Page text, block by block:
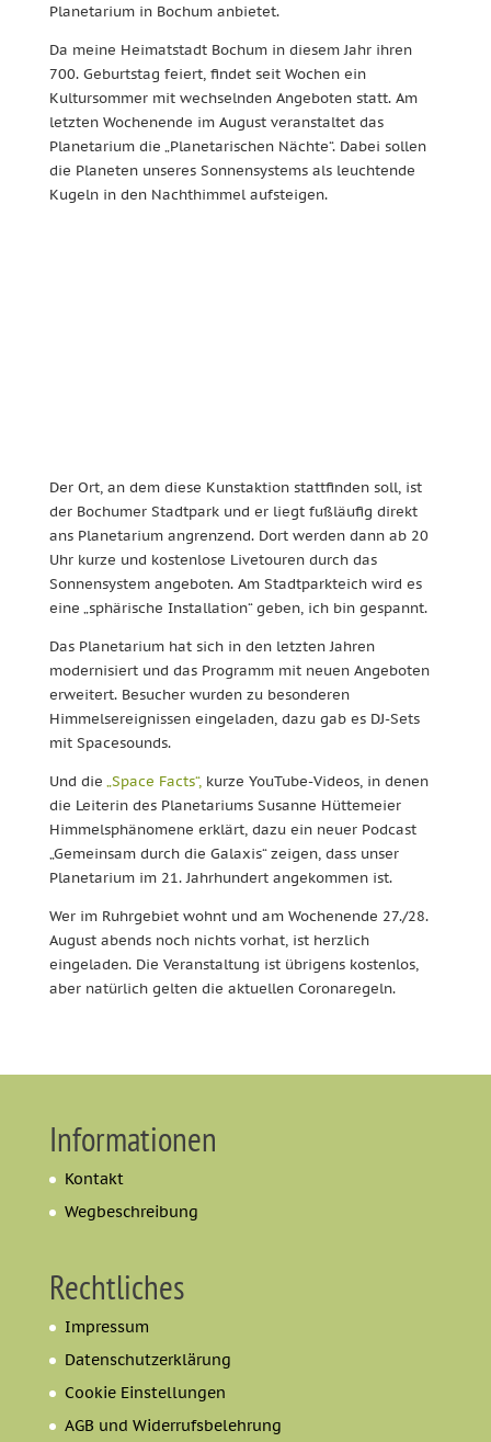
Planetarium in Bochum anbietet.
Da meine Heimatstadt Bochum in diesem Jahr ihren
700. Geburtstag feiert, findet seit Wochen ein
Kultursommer mit wechselnden Angeboten statt. Am
letzten Wochenende im August veranstaltet das
Planetarium die „Planetarischen Nächte“. Dabei sollen
die Planeten unseres Sonnensystems als leuchtende
Kugeln in den Nachthimmel aufsteigen.
Der Ort, an dem diese Kunstaktion stattfinden soll, ist
der Bochumer Stadtpark und er liegt fußläufig direkt
ans Planetarium angrenzend. Dort werden dann ab 20
Uhr kurze und kostenlose Livetouren durch das
Sonnensystem angeboten. Am Stadtparkteich wird es
eine „sphärische Installation“ geben, ich bin gespannt.
Das Planetarium hat sich in den letzten Jahren
modernisiert und das Programm mit neuen Angeboten
erweitert. Besucher wurden zu besonderen
Himmelsereignissen eingeladen, dazu gab es DJ-Sets
mit Spacesounds.
Und die „Space Facts“,kurze YouTube-Videos, in denen
die Leiterin des Planetariums Susanne Hüttemeier
Himmelsphänomene erklärt, dazu ein neuer Podcast
„Gemeinsam durch die Galaxis“ zeigen, dass unser
Planetarium im 21. Jahrhundert angekommen ist.
Wer im Ruhrgebiet wohnt und am Wochenende 27./28.
August abends noch nichts vorhat, ist herzlich
eingeladen. Die Veranstaltung ist übrigens kostenlos,
aber natürlich gelten die aktuellen Coronaregeln.
Informationen
Kontakt
Wegbeschreibung
Rechtliches
Impressum
Datenschutzerklärung
Cookie Einstellungen
AGB und Widerrufsbelehrung